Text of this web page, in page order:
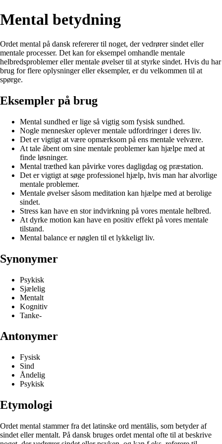
Mental betydning
Ordet mental på dansk refererer til noget, der vedrører sindet eller
mentale processer. Det kan for eksempel omhandle mentale
helbredsproblemer eller mentale øvelser til at styrke sindet. Hvis du har
brug for flere oplysninger eller eksempler, er du velkommen til at
spørge.
Eksempler på brug
Mental sundhed er lige så vigtig som fysisk sundhed.
Nogle mennesker oplever mentale udfordringer i deres liv.
Det er vigtigt at være opmærksom på ens mentale velvære.
At tale åbent om sine mentale problemer kan hjælpe med at
finde løsninger.
Mental træthed kan påvirke vores dagligdag og præstation.
Det er vigtigt at søge professionel hjælp, hvis man har alvorlige
mentale problemer.
Mentale øvelser såsom meditation kan hjælpe med at berolige
sindet.
Stress kan have en stor indvirkning på vores mentale helbred.
At dyrke motion kan have en positiv effekt på vores mentale
tilstand.
Mental balance er nøglen til et lykkeligt liv.
Synonymer
Psykisk
Sjælelig
Mentalt
Kognitiv
Tanke-
Antonymer
Fysisk
Sind
Åndelig
Psykisk
Etymologi
Ordet mental stammer fra det latinske ord mentālis, som betyder af
sindet eller mentalt. På dansk bruges ordet mental ofte til at beskrive